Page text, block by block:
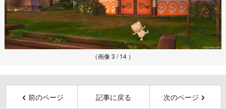
（画像 3 / 14 ）
前のページ 記事に戻る 次のページ